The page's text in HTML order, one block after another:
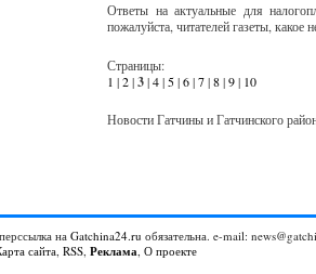
Ответы на актуальные для
пожалуйста, читателей газеты,
Страницы:
1 |2|3|4| 5|6|7|8|9| 10
Новости Гатчины и Гатчинского
на Gatchina24.ru обязательна. e-mail:
сайта, RSS, Реклама, О проекте